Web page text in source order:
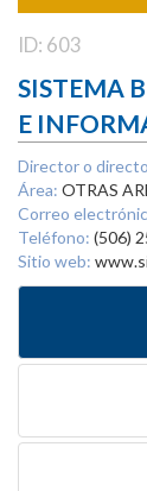
ID: 603
SISTEMA
E
Director o
Área: OTRAS
Correo
Teléfono: (506)
Sitio web: